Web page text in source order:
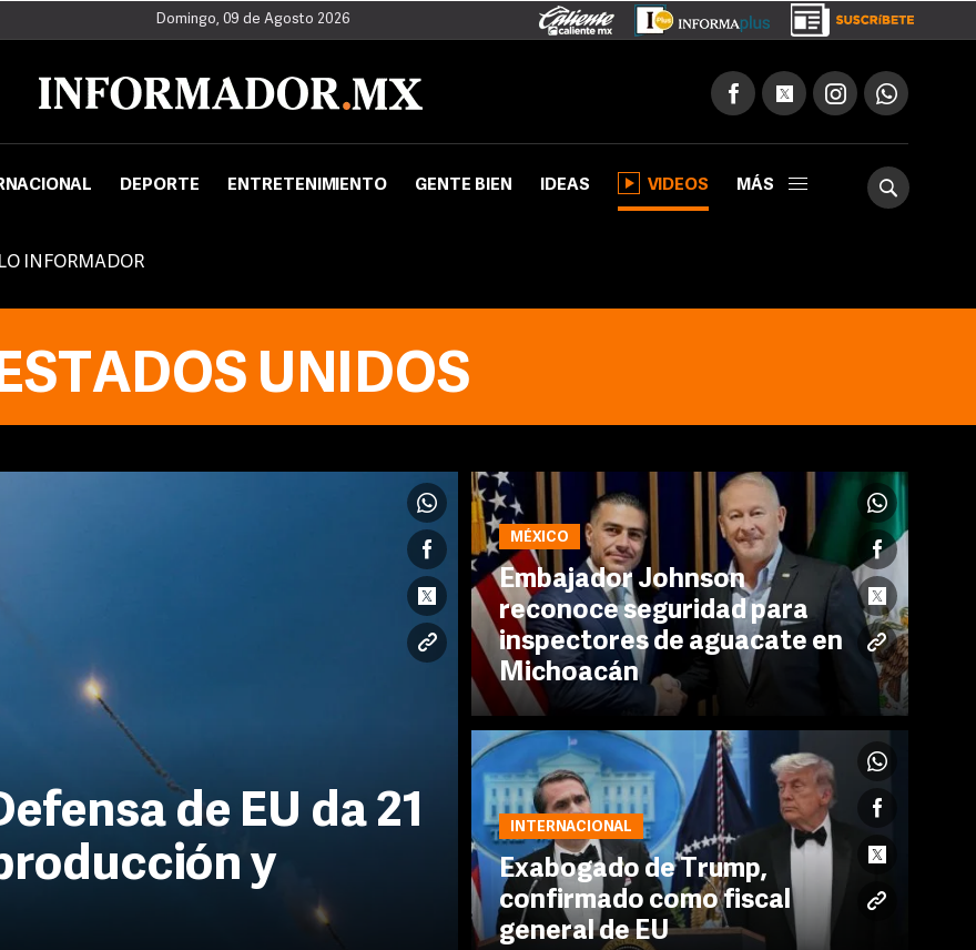
Domingo, 09 de Agosto 2026
DEPORTE ENTRETENIMIENTO GENTE BIEN IDEAS VIDEOS MÁS
INFORMADOR
UNIDOS
de EU da 21
y
MÉXICO
Embajador Johnson
reconoce seguridad para
inspectores de aguacate en
Michoacán
INTERNACIONAL
Exabogado de Trump,
confirmado como fiscal
general de EU